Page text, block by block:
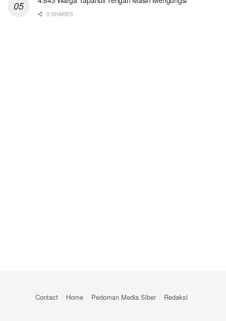
0 SHARES
Contact Home Pedoman Media Siber Redaksi